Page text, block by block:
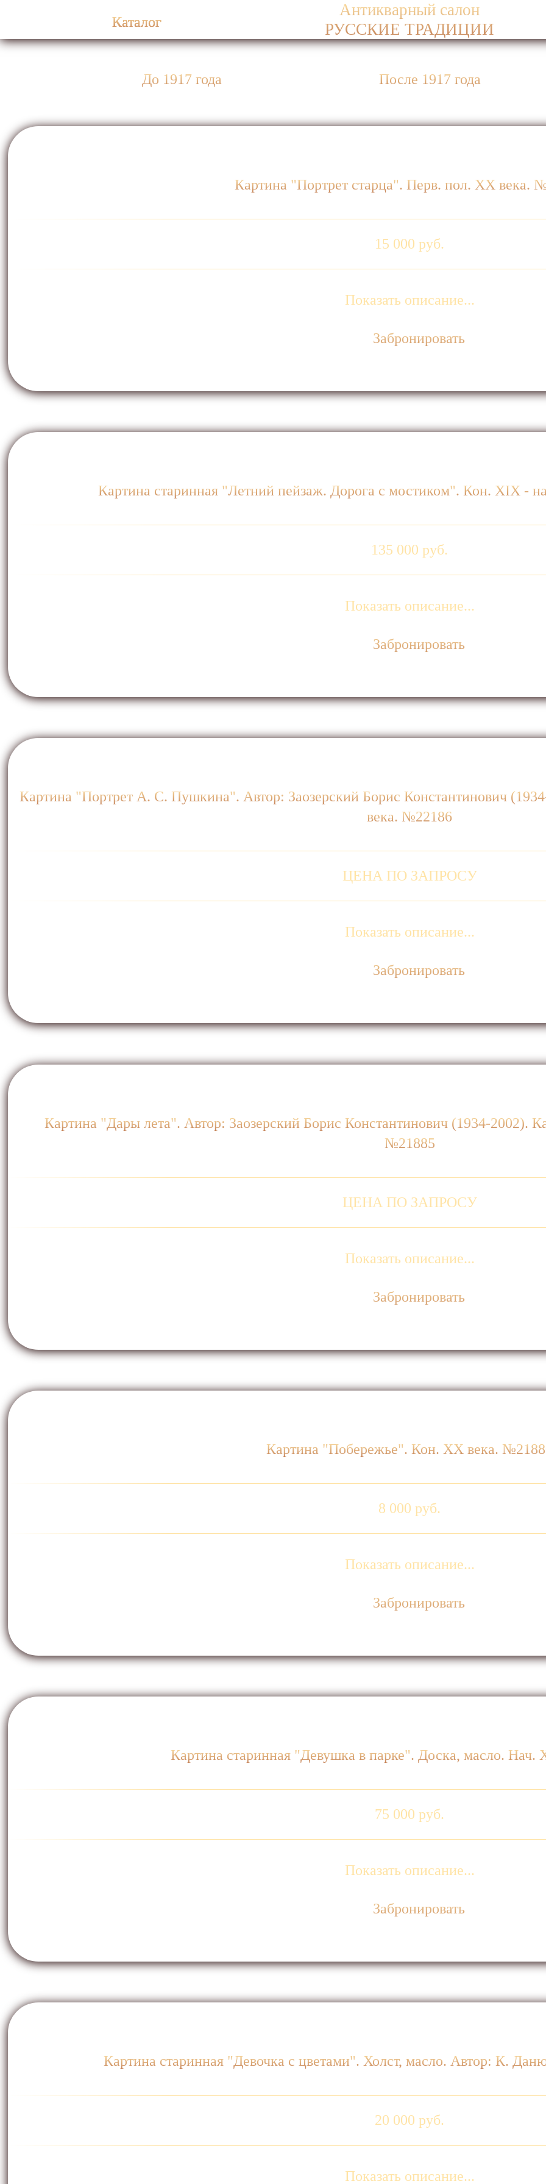
Каталог
Антикварный салон
РУССКИЕ ТРАДИЦИИ
До 1917 года После 1917 года
Картина "Портрет старца". Перв. пол. ХХ века.
15 000 руб.
Показать описание...
Забронировать
Картина старинная "Летний пейзаж. Дорога с мостиком". Кон. ХIХ -
135 000 руб.
Показать описание...
Забронировать
Картина "Портрет А. С. Пушкина". Автор: Заозерский Борис Константинович
века. №22186
ЦЕНА ПО ЗАПРОСУ
Показать описание...
Забронировать
Картина "Дары лета". Автор: Заозерский Борис Константинович (1934-2002).
№21885
ЦЕНА ПО ЗАПРОСУ
Показать описание...
Забронировать
Картина "Побережье". Кон. ХХ века.
8 000 руб.
Показать описание...
Забронировать
Картина старинная "Девушка в парке". Доска, масло.
75 000 руб.
Показать описание...
Забронировать
Картина старинная "Девочка с цветами". Холст, масло. Автор: К.
20 000 руб.
Показать описание...